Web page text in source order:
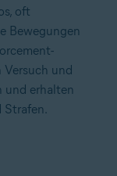
oft
Bewegungen
Versuch und
und erhalten
Strafen.